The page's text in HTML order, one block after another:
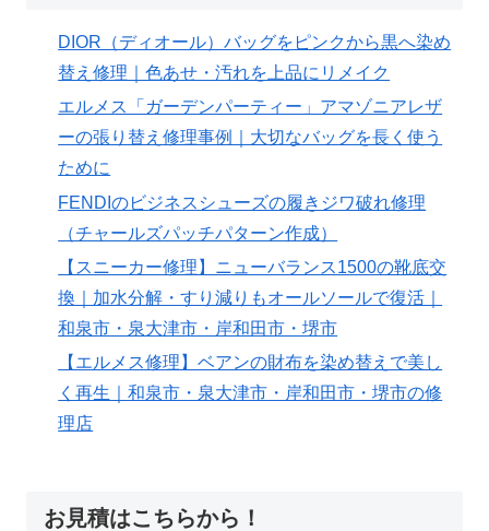
DIOR（ディオール）バッグをピンクから黒へ染め
替え修理｜色あせ・汚れを上品にリメイク
エルメス「ガーデンパーティー」アマゾニアレザ
ーの張り替え修理事例｜大切なバッグを長く使う
ために
FENDIのビジネスシューズの履きジワ破れ修理
（チャールズパッチパターン作成）
【スニーカー修理】ニューバランス1500の靴底交
換｜加水分解・すり減りもオールソールで復活｜
和泉市・泉大津市・岸和田市・堺市
【エルメス修理】ベアンの財布を染め替えで美し
く再生｜和泉市・泉大津市・岸和田市・堺市の修
理店
お見積はこちらから！